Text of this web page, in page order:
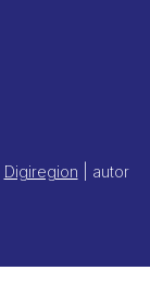
Digiregion | autor